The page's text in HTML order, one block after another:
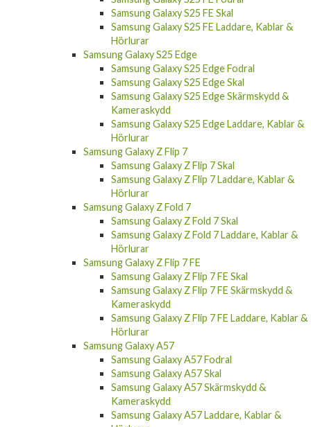
Samsung Galaxy S25 FE Skal
Samsung Galaxy S25 FE Laddare, Kablar &
Hörlurar
Samsung Galaxy S25 Edge
Samsung Galaxy S25 Edge Fodral
Samsung Galaxy S25 Edge Skal
Samsung Galaxy S25 Edge Skärmskydd &
Kameraskydd
Samsung Galaxy S25 Edge Laddare, Kablar &
Hörlurar
Samsung Galaxy Z Flip 7
Samsung Galaxy Z Flip 7 Skal
Samsung Galaxy Z Flip 7 Laddare, Kablar &
Hörlurar
Samsung Galaxy Z Fold 7
Samsung Galaxy Z Fold 7 Skal
Samsung Galaxy Z Fold 7 Laddare, Kablar &
Hörlurar
Samsung Galaxy Z Flip 7 FE
Samsung Galaxy Z Flip 7 FE Skal
Samsung Galaxy Z Flip 7 FE Skärmskydd &
Kameraskydd
Samsung Galaxy Z Flip 7 FE Laddare, Kablar &
Hörlurar
Samsung Galaxy A57
Samsung Galaxy A57 Fodral
Samsung Galaxy A57 Skal
Samsung Galaxy A57 Skärmskydd &
Kameraskydd
Samsung Galaxy A57 Laddare, Kablar &